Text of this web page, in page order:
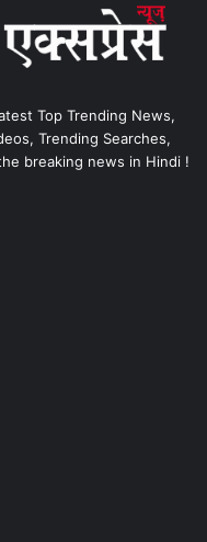
Top Trending News,
Trending Searches,
breaking news in Hindi !